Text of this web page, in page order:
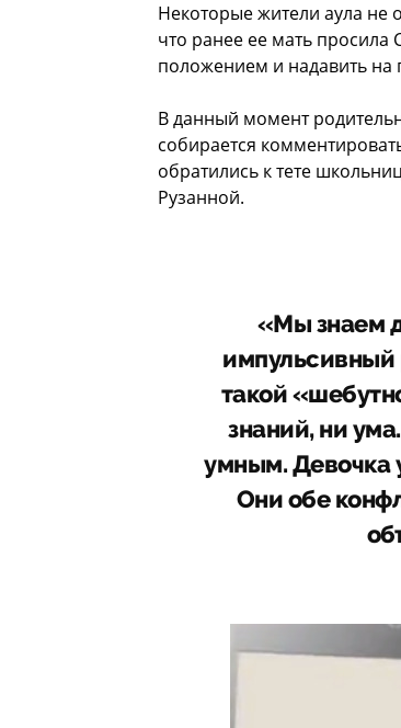
Некоторые жители аула не
что ранее ее мать просила
положением и надавить на
В данный момент
собирается
обратились к тете
Рузанной.
«Мы знаем
импульсивный
такой
знаний, ни
умным. Девочка
Они обе